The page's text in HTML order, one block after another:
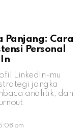
Panjang: Cara
Personal
LinkedIn-mu
jangka
analitik, dan
pm